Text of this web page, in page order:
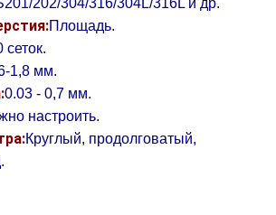
Площадь.
сеток.
1,8 мм.
0.03 - 0,7 мм.
настроить.
Круглый, продолговатый,